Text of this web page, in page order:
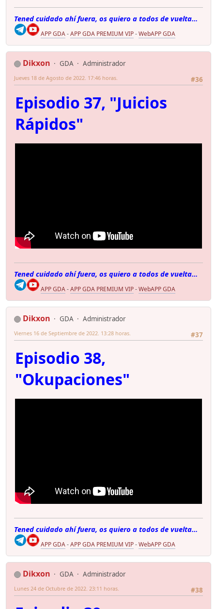
Tened cuidado ahí fuera, os quiero a todos de vuelta...
APP GDA-APP GDA PREMIUM VIP-WebAPP GDA
Dikxon GDA
Administrador
#36
Jueves 18 de Agosto de 2022. 17:46 horas.
Episodio 37, "Juicios
Rápidos"
Tened cuidado ahí fuera, os quiero a todos de vuelta...
APP GDA-APP GDA PREMIUM VIP-WebAPP GDA
Dikxon GDA
Administrador
#37
Viernes 16 de Septiembre de 2022. 13:28 horas.
Episodio 38,
"Okupaciones"
Tened cuidado ahí fuera, os quiero a todos de vuelta...
APP GDA-APP GDA PREMIUM VIP-WebAPP GDA
Dikxon GDA
Administrador
#38
Lunes 24 de Octubre de 2022. 23:11 horas.